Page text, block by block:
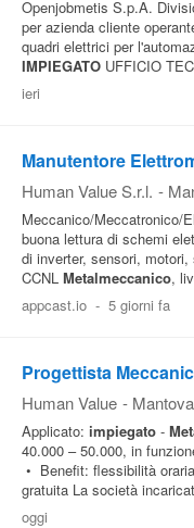
Area
Aziende
Openjobmetis S.p.A.
per azienda cliente
quadri elettrici per
IMPIEGATO UFFICIO
ieri
Manutentore
Human Value S.r.l. -
Meccanico/Meccatronico/
buona lettura di schemi
di inverter, sensori,
CCNL Metalmeccanico,
appcast.io - 5 giorni fa
Progettista
Human Value - Mantova
Applicato: impiegato -
40.000 – 50.000, in
• Benefit: flessibilità
gratuita La società
oggi